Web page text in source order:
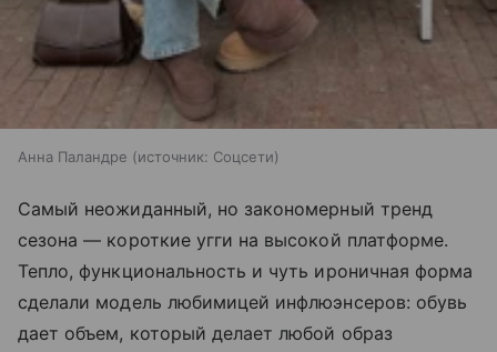
Анна Паландре источник: Соцсети
Самый неожиданный, но закономерный тренд
сезона — короткие угги на высокой платформе.
Тепло, функциональность и чуть ироничная форма
сделали модель любимицей инфлюэнсеров: обувь
дает объем, который делает любой образ